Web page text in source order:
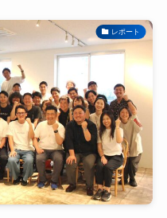
レポート